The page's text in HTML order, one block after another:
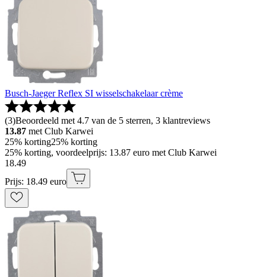
Busch-Jaeger Reflex SI wisselschakelaar crème
(3)Beoordeeld met 4.7 van de 5 sterren, 3 klantreviews
13.87 met Club Karwei
25% korting25% korting
25% korting, voordeelprijs: 13.87 euro met Club Karwei
18.49
Prijs: 18.49 euro